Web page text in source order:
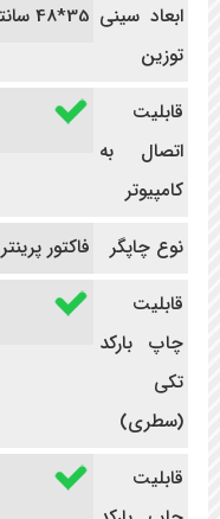
ابعاد سینی
توزین
35*48 سانتی متر
قابلیت
اتصال به
کامپیوتر
نوع چاپگر
فاکتور پرینتر
قابلیت
چاپ بارکد
تکی
(سطری)
قابلیت